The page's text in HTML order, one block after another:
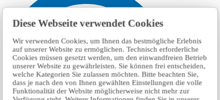
Diese Webseite verwendet Cookies
Wir verwenden Cookies, um Ihnen das bestmögliche Erlebnis
auf unserer Website zu ermöglichen. Technisch erforderliche
Cookies müssen gesetzt werden, um den einwandfreien Betrieb
unserer Website zu gewährleisten. Sie können frei entscheiden,
welche Kategorien Sie zulassen möchten. Bitte beachten Sie,
dass je nach den von Ihnen gewählten Einstellungen die volle
Funktionalität der Website möglicherweise nicht mehr zur